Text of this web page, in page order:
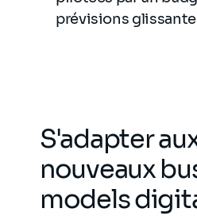
prévisions
S'adapter
nouveaux
models